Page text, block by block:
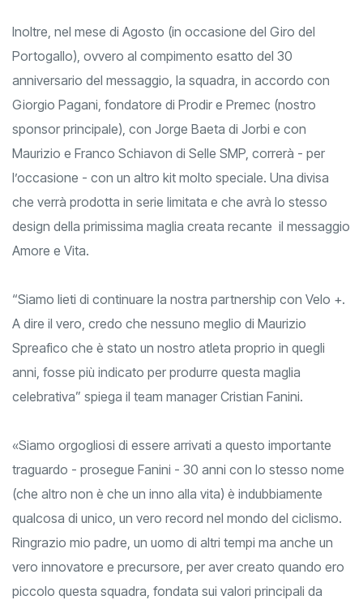
Inoltre, nel mese di Agosto (in occasione del Giro del
Portogallo), ovvero al compimento esatto del 30
anniversario del messaggio, la squadra, in accordo con
Giorgio Pagani, fondatore di Prodir e Premec (nostro
sponsor principale), con Jorge Baeta di Jorbi e con
Maurizio e Franco Schiavon di Selle SMP, correrà - per
l’occasione - con un altro kit molto speciale. Una divisa
che verrà prodotta in serie limitata e che avrà lo stesso
design della primissima maglia creata recante il messaggio
“Siamo lieti di continuare la nostra partnership con Velo +.
A dire il vero, credo che nessuno meglio di Maurizio
Spreafico che è stato un nostro atleta proprio in quegli
anni, fosse più indicato per produrre questa maglia
«Siamo orgogliosi di essere arrivati a questo importante
traguardo - prosegue Fanini - 30 anni con lo stesso nome
(che altro non è che un inno alla vita) è indubbiamente
qualcosa di unico, un vero record nel mondo del ciclismo.
Ringrazio mio padre, un uomo di altri tempi ma anche un
vero innovatore e precursore, per aver creato quando ero